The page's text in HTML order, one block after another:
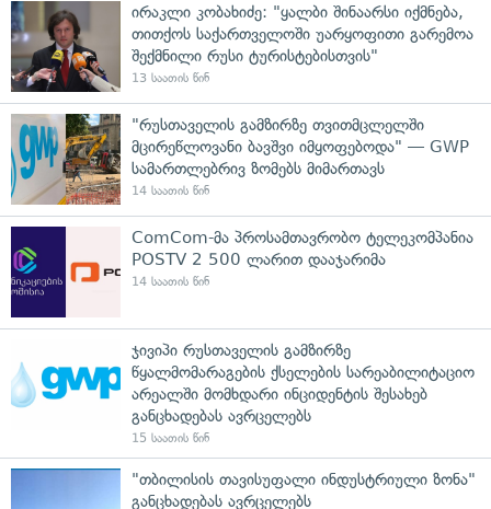
ირაკლი კობახიძე: "ყალბი შინაარსი იქმნება,
თითქოს საქართველოში უარყოფითი გარემოა
შექმნილი რუსი ტურისტებისთვის"
13 საათის წინ
"რუსთაველის გამზირზე თვითმცლელში
მცირეწლოვანი ბავშვი იმყოფებოდა" — GWP
სამართლებრივ ზომებს მიმართავს
14 საათის წინ
ComCom-მა პროსამთავრობო ტელეკომპანია
POSTV 2 500 ლარით დააჯარიმა
14 საათის წინ
ჯივიპი რუსთაველის გამზირზე
წყალმომარაგების ქსელების სარეაბილიტაციო
არეალში მომხდარი ინციდენტის შესახებ
განცხადებას ავრცელებს
15 საათის წინ
"თბილისის თავისუფალი ინდუსტრიული ზონა"
განცხადებას ავრცელებს